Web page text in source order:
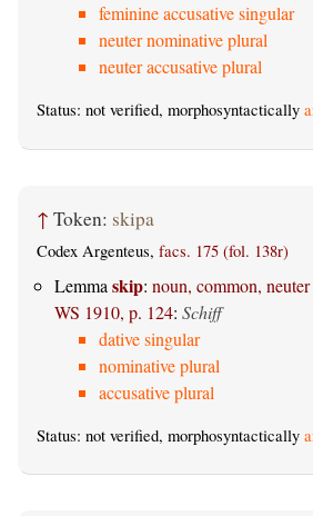
feminine accusative singular
neuter nominative plural
neuter accusative plural
Status: not verified, morphosyntactically
↑ Token: skipa
Codex Argenteus, facs. 175 (fol. 138r)
Lemma skip: noun, common, neuter
WS 1910, p. 124: Schiff
dative singular
nominative plural
accusative plural
Status: not verified, morphosyntactically